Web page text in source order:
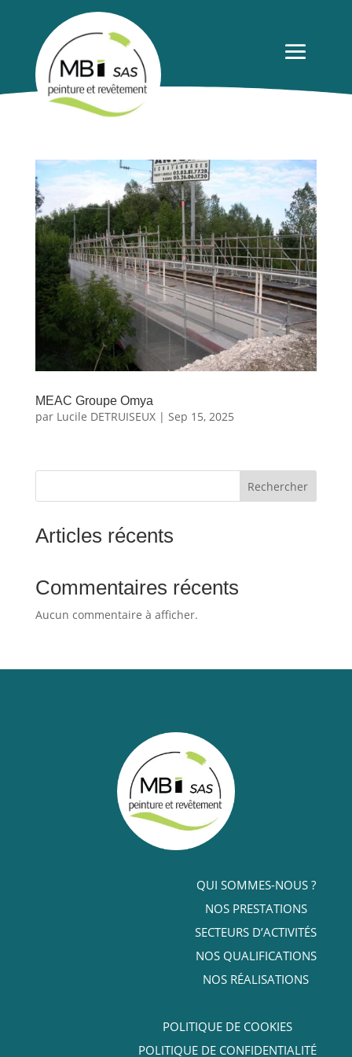
MEAC Groupe Omya
par Lucile DETRUISEUX| Sep 15, 2025
Rechercher
Articles récents
Commentaires récents
Aucun commentaire à afficher.
QUI SOMMES-NOUS ?
NOS PRESTATIONS
SECTEURS D’ACTIVITÉS
NOS QUALIFICATIONS
NOS RÉALISATIONS
POLITIQUE DE COOKIES
POLITIQUE DE CONFIDENTIALITÉ